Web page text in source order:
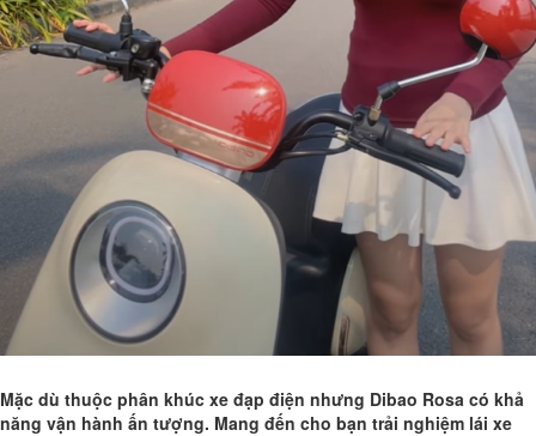
Mặc dù thuộc phân khúc xe đạp điện nhưng Dibao Rosa có khả
năng vận hành ấn tượng. Mang đến cho bạn trải nghiệm lái xe